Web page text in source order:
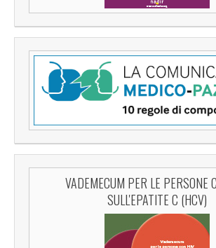
VADEMECUM PER LE PERSONE
SULL'EPATITE C (HCV)